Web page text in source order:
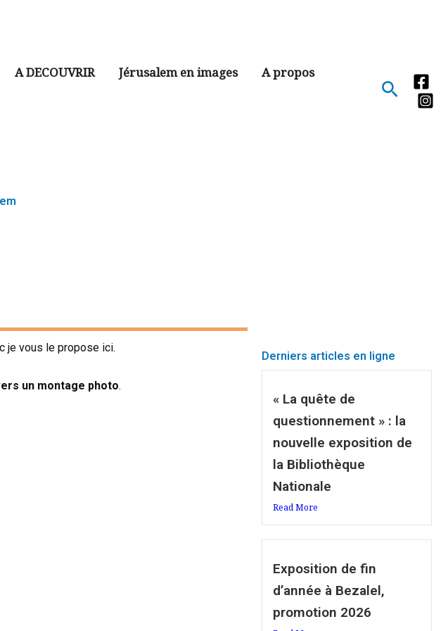
A DECOUVRIR Jérusalem en images A propos
je vous le propose ici.
un montage photo.
Derniers articles en ligne
« La quête de
questionnement » : la
nouvelle exposition de
la Bibliothèque
Nationale
Read More
Exposition de fin
d’année à Bezalel,
promotion 2026